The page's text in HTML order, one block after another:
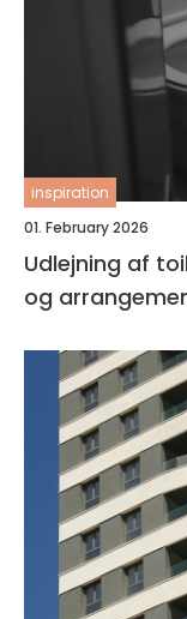
inspiration
01. February 2026
Udlejning af
og